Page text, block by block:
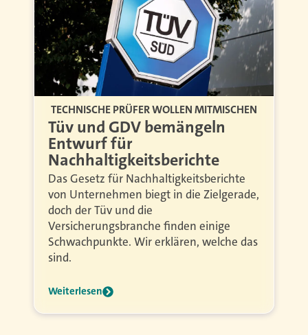
TECHNISCHE PRÜFER WOLLEN MITMISCHEN
Tüv und GDV bemängeln
Entwurf für
Nachhaltigkeitsberichte
Das Gesetz für Nachhaltigkeitsberichte
von Unternehmen biegt in die Zielgerade,
doch der Tüv und die
Versicherungsbranche finden einige
Schwachpunkte. Wir erklären, welche das
sind.
Weiterlesen